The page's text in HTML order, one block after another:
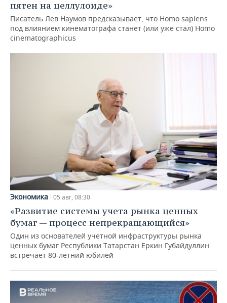
пятен на целлулоиде»
Писатель Лев Наумов предсказывает, что Homo sapiens
под влиянием кинематографа станет (или уже стал) Homo
cinematographicus
Экономика 05 авг, 08:30
«Развитие системы учета рынка ценных
бумаг — процесс непрекращающийся»
Один из основателей учетной инфраструктуры рынка
ценных бумаг Республики Татарстан Еркин Губайдуллин
встречает 80-летний юбилей